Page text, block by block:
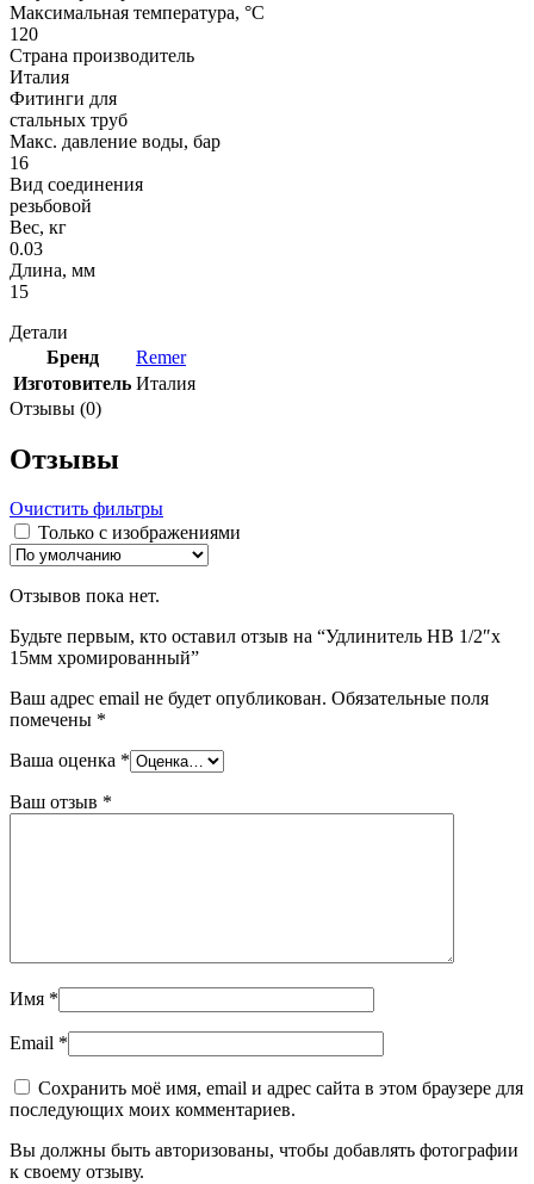
Максимальная температура, °С
120
Страна производитель
Италия
Фитинги для
стальных труб
Макс. давление воды, бар
16
Вид соединения
резьбовой
Вес, кг
0.03
Длина, мм
15
Детали
Бренд
Remer
Изготовитель Италия
Отзывы (0)
Отзывы
Очистить фильтры
Только с изображениями
Отзывов пока нет.
Будьте первым, кто оставил отзыв на “Удлинитель НВ 1/2″x
15мм хромированный”
Ваш адрес email не будет опубликован. Обязательные поля
помечены *
Ваша оценка *
Ваш отзыв *
Имя *
Email *
Сохранить моё имя, email и адрес сайта в этом браузере для
последующих моих комментариев.
Вы должны быть авторизованы, чтобы добавлять фотографии
к своему отзыву.